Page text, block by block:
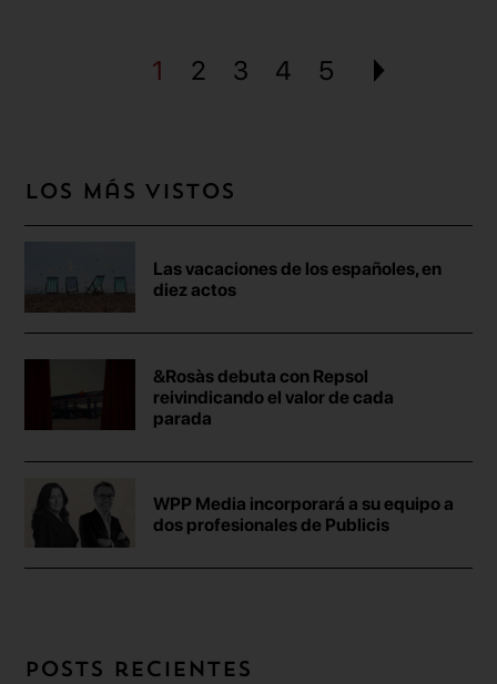
1 2 3 4 5
Los más vistos
Las vacaciones de los españoles, en
diez actos
&Rosàs debuta con Repsol
reivindicando el valor de cada
parada
WPP Media incorporará a su equipo a
dos profesionales de Publicis
Posts recientes